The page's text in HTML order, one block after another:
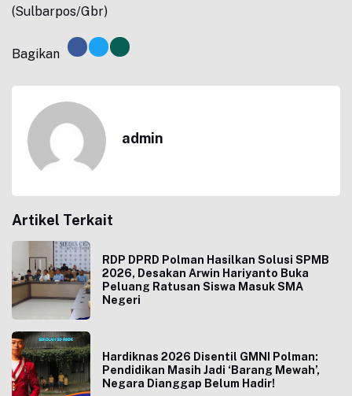
(Sulbarpos/Gbr)
Bagikan
admin
Artikel Terkait
RDP DPRD Polman Hasilkan Solusi SPMB
2026, Desakan Arwin Hariyanto Buka
Peluang Ratusan Siswa Masuk SMA
Negeri
Hardiknas 2026 Disentil GMNI Polman:
Pendidikan Masih Jadi ‘Barang Mewah’,
Negara Dianggap Belum Hadir!